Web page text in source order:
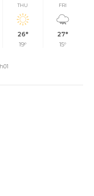
THU
26°
19°
FRI
27°
15°